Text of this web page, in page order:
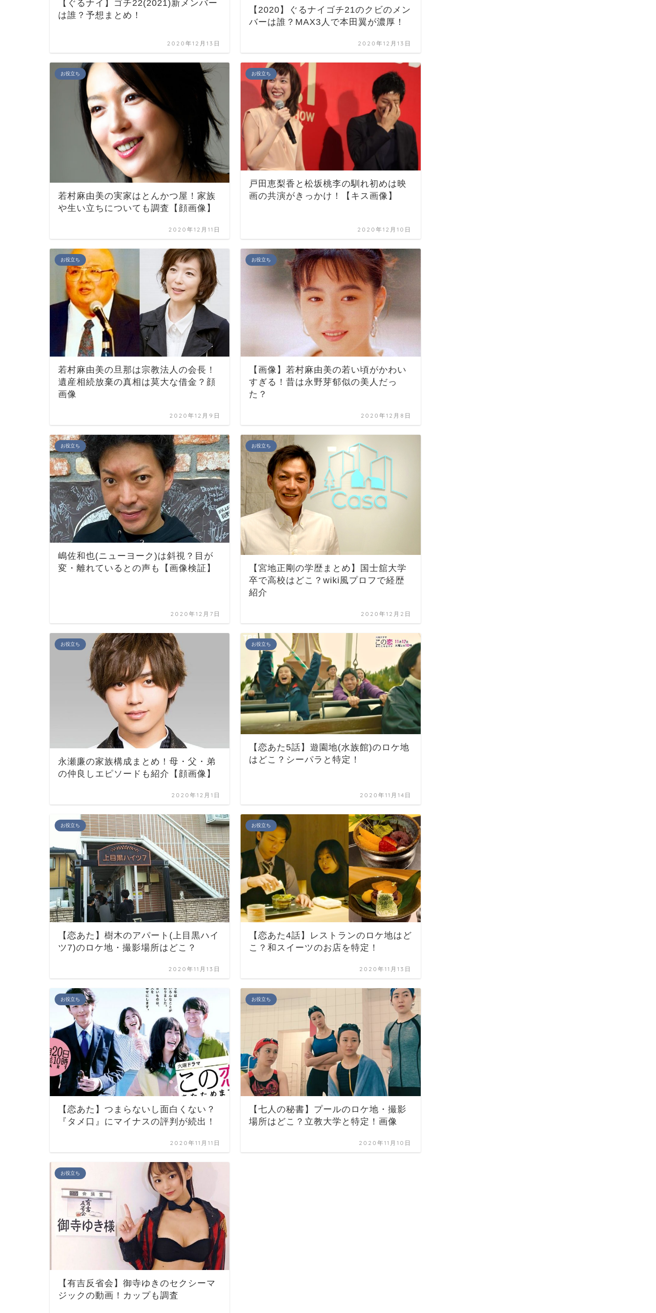
【ぐるナイ】ゴチ22(2021)新メンバー
は誰？予想まとめ！
2020年12月13日
【2020】ぐるナイゴチ21のクビのメン
バーは誰？MAX3人で本田翼が濃厚！
2020年12月13日
お役立ち
若村麻由美の実家はとんかつ屋！家族
や生い立ちについても調査【顔画像】
2020年12月11日
お役立ち
戸田恵梨香と松坂桃李の馴れ初めは映
画の共演がきっかけ！【キス画像】
2020年12月10日
お役立ち
若村麻由美の旦那は宗教法人の会長！
遺産相続放棄の真相は莫大な借金？顔
画像
2020年12月9日
お役立ち
【画像】若村麻由美の若い頃がかわい
すぎる！昔は永野芽郁似の美人だっ
た？
2020年12月8日
お役立ち
嶋佐和也(ニューヨーク)は斜視？目が
変・離れているとの声も【画像検証】
2020年12月7日
お役立ち
【宮地正剛の学歴まとめ】国士舘大学
卒で高校はどこ？wiki風プロフで経歴
紹介
2020年12月2日
お役立ち
永瀬廉の家族構成まとめ！母・父・弟
の仲良しエピソードも紹介【顔画像】
2020年12月1日
お役立ち
【恋あた5話】遊園地(水族館)のロケ地
はどこ？シーパラと特定！
2020年11月14日
お役立ち
【恋あた】樹木のアパート(上目黒ハイ
ツ7)のロケ地・撮影場所はどこ？
2020年11月13日
お役立ち
【恋あた4話】レストランのロケ地はど
こ？和スイーツのお店を特定！
2020年11月13日
お役立ち
【恋あた】つまらないし面白くない？
『タメ口』にマイナスの評判が続出！
2020年11月11日
お役立ち
【七人の秘書】プールのロケ地・撮影
場所はどこ？立教大学と特定！画像
2020年11月10日
お役立ち
【有吉反省会】御寺ゆきのセクシーマ
ジックの動画！カップも調査